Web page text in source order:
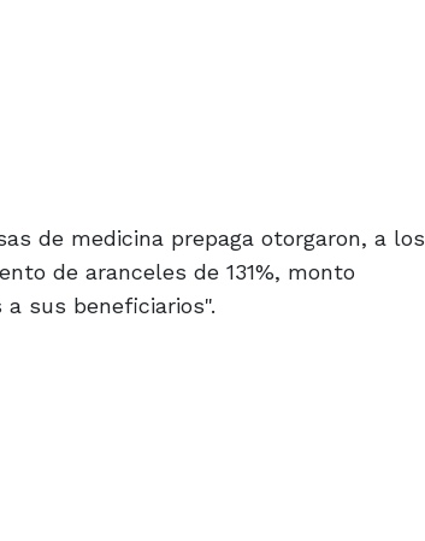
de medicina prepaga otorgaron, a los
de aranceles de 131%, monto
sus beneficiarios".